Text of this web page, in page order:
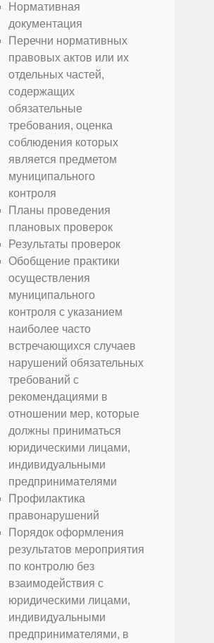
Нормативная
документация
Перечни нормативных
правовых актов или их
отдельных частей,
содержащих
обязательные
требования, оценка
соблюдения которых
является предметом
муниципального
контроля
Планы проведения
плановых проверок
Результаты проверок
Обобщение практики
осуществления
муниципального
контроля с указанием
наиболее часто
встречающихся случаев
нарушений обязательных
требований с
рекомендациями в
отношении мер, которые
должны приниматься
юридическими лицами,
индивидуальными
предпринимателями
Профилактика
правонарушений
Порядок оформления
результатов мероприятия
по контролю без
взаимодействия с
юридическими лицами,
индивидуальными
предпринимателями, в